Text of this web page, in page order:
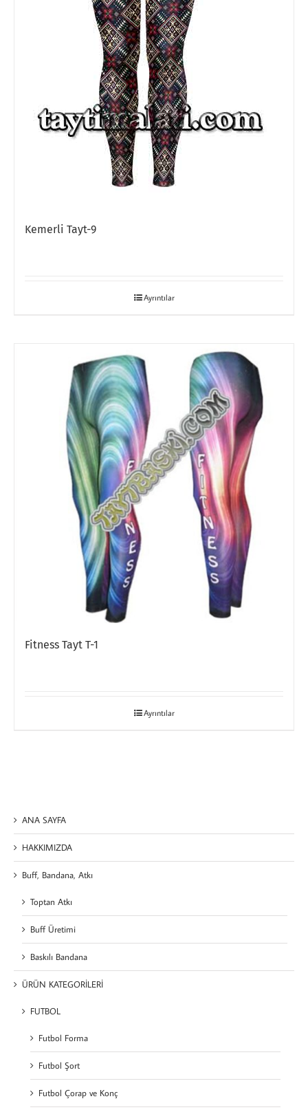
Kemerli Tayt-9
Ayrıntılar
Fitness Tayt T-1
Ayrıntılar
ANA SAYFA
HAKKIMIZDA
Buff, Bandana, Atkı
Toptan Atkı
Buff Üretimi
Baskılı Bandana
ÜRÜN KATEGORİLERİ
FUTBOL
Futbol Forma
Futbol Şort
Futbol Çorap ve Konç